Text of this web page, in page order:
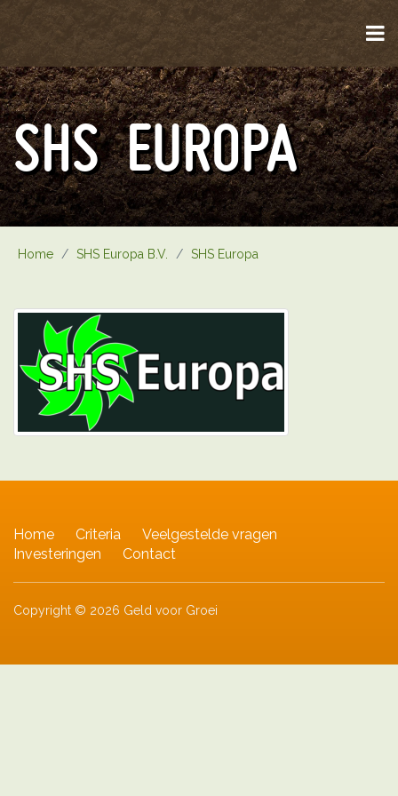
SHS EUROPA
Home / SHS Europa B.V. / SHS Europa
Home Criteria
Veelgestelde vragen
Investeringen
Contact
Copyright © 2026 Geld voor Groei